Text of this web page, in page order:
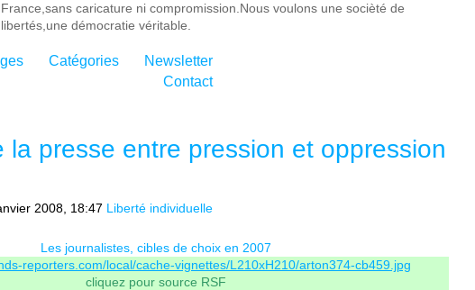
France,sans caricature ni compromission.Nous voulons une socièté de
libertés,une démocratie véritable.
Catégories
Newsletter
Contact
la presse entre pression et oppression
2008, 18:47 Liberté individuelle
Les journalistes, cibles de choix en 2007
cliquez pour source RSF